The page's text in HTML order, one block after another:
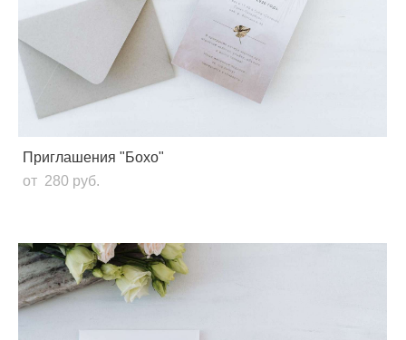
Приглашения "Бохо"
от 280 pуб.